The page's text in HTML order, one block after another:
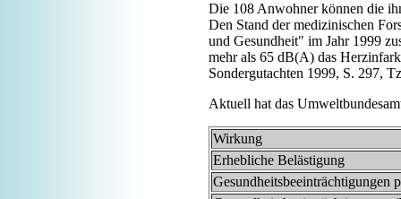
Die 108 Anwohner können die
Den Stand der medizinischen
und Gesundheit" im Jahr 1999
mehr als 65 dB(A) das
Sondergutachten 1999, S. 297,
Aktuell hat das
Wirkung
Erhebliche Belästigung
Gesundheitsbeeinträchtigungen